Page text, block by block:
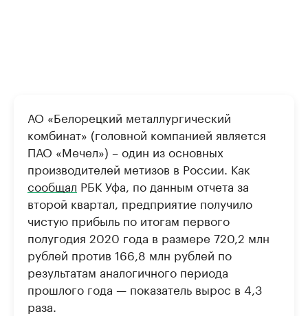
АО «Белорецкий металлургический
комбинат» (головной компанией является
ПАО «Мечел») – один из основных
производителей метизов в России. Как
сообщал РБК Уфа, по данным отчета за
второй квартал, предприятие получило
чистую прибыль по итогам первого
полугодия 2020 года в размере 720,2 млн
рублей против 166,8 млн рублей по
результатам аналогичного периода
прошлого года — показатель вырос в 4,3
раза.